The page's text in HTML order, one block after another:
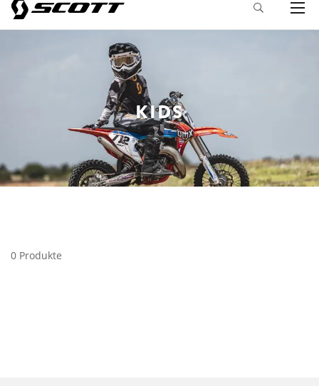
KIDS
0 Produkte